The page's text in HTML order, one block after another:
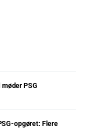
PSG
opgøret: Flere